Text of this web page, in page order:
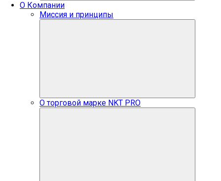
О Компании
Миссия и принципы
О торговой марке NKT PRO